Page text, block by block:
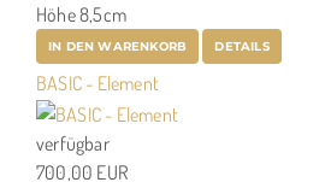
Höhe 8,5cm
IN DEN WARENKORB DETAILS
BASIC - Element
verfügbar
700,00 EUR